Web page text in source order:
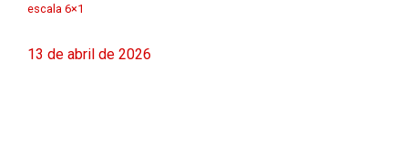
escala 6×1
13 de abril de 2026